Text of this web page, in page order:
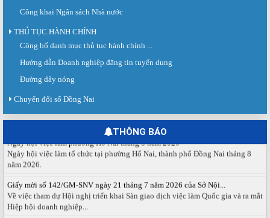
Công khai Ngân sách Nhà nước
THỦ TỤC HÀNH CHÍNH
Công bố danh mục thủ tục hành chính ...
Hướng dẫn Doanh nghiệp đăng tin tuyển dụng
Đường dây nóng
Chuyển đổi số Đồng Nai
THÔNG BÁO
Sàn giao dịch việc làm lần thứ 08 năm 2026: Hơn 4.300 cơ hội...
Sáng ngày 03/8/2026, Trung tâm Dịch vụ việc làm Đồng Nai tổ chức Sàn giao
Báo cáo số 141/BC-TTDVVL của Trung tâm Dịch vụ việc làm Đồng...
Báo cáo kết quả tổ chức Sàn giao dịch việc làm lần thứ 08/2026 ngày 03
tháng 08 năm 2026.
Ngày hội việc làm phường Hố Nai tháng 8 năm 2026
Ngày hội việc làm tổ chức tại phường Hố Nai, thành phố Đồng Nai tháng 8
năm 2026.
Về việc tham dự Hội nghị triển khai Sàn giao dịch việc làm Quốc gia và ra mắt
Hiệp hội doanh nghiệp...